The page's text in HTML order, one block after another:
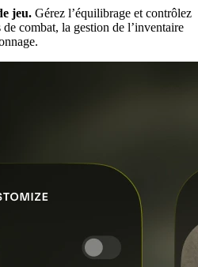
jeu. Gérez l’équilibrage et contrôlez
combat, la gestion de l’inventaire